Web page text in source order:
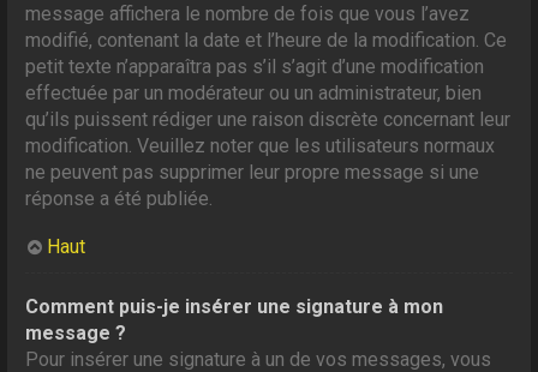
message affichera le nombre de fois que vous l’avez
modifié, contenant la date et l’heure de la modification. Ce
petit texte n’apparaîtra pas s’il s’agit d’une modification
effectuée par un modérateur ou un administrateur, bien
qu’ils puissent rédiger une raison discrète concernant leur
modification. Veuillez noter que les utilisateurs normaux
ne peuvent pas supprimer leur propre message si une
réponse a été publiée.
Haut
Comment puis-je insérer une signature à mon
message ?
Pour insérer une signature à un de vos messages, vous